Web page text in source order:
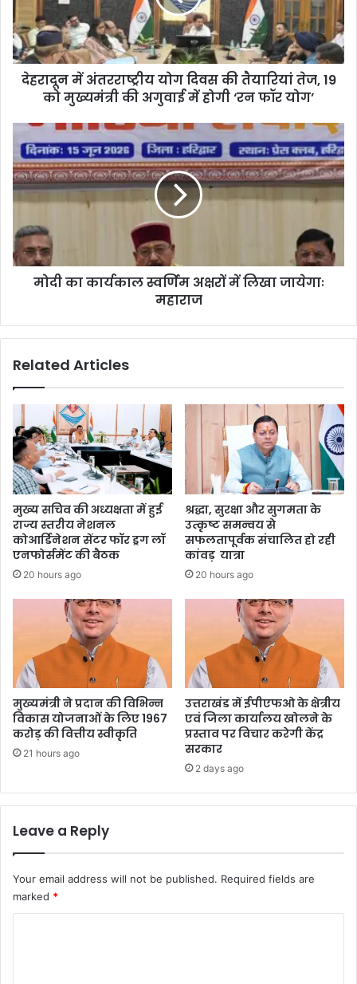
देहरादून में अंतरराष्ट्रीय योग दिवस की तैयारियां तेज, 19
को मुख्यमंत्री की अगुवाई में होगी ‘रन फॉर योग’
मोदी का कार्यकाल स्वर्णिम अक्षरों में लिखा जायेगाः
महाराज
Related Articles
मुख्य सचिव की अध्यक्षता में हुई
राज्य स्तरीय नेशनल
कोआर्डिनेशन सेंटर फॉर ड्रग लॉ
एनफोर्समेंट की बैठक
20 hours ago
श्रद्धा, सुरक्षा और सुगमता के
उत्कृष्ट समन्वय से
सफलतापूर्वक संचालित हो रही
कांवड़ यात्रा
20 hours ago
मुख्यमंत्री ने प्रदान की विभिन्न
विकास योजनाओं के लिए 1967
करोड़ की वित्तीय स्वीकृति
21 hours ago
उत्तराखंड में ईपीएफओ के क्षेत्रीय
एवं जिला कार्यालय खोलने के
प्रस्ताव पर विचार करेगी केंद्र
सरकार
2 days ago
Leave a Reply
Your email address will not be published. Required fields are
marked *